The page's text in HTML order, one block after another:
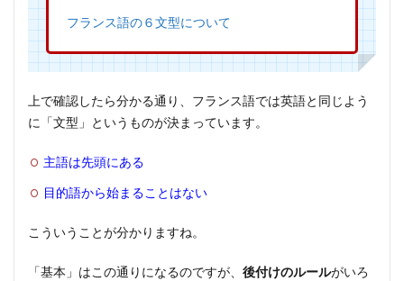
否定
の言
5
フランス語の６文型について
上で確認したら分かる通り、フランス語では英語と同じよう
に「文型」というものが決まっています。
主語は先頭にある
目的語から始まることはない
こういうことが分かりますね。
「基本」はこの通りになるのですが、 後付けのルールがいろ